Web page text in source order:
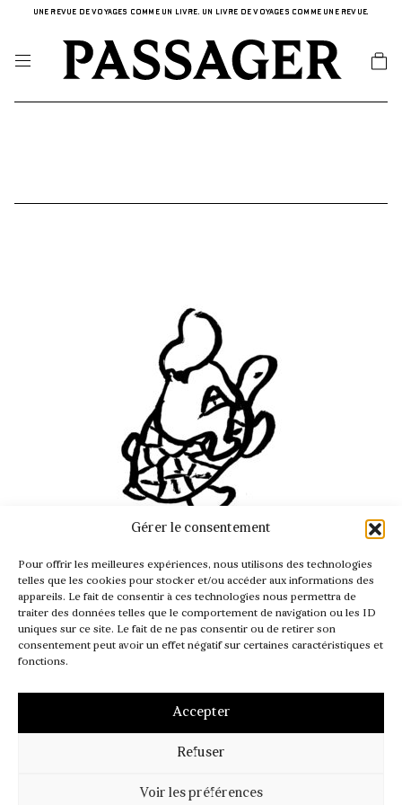
Gérer le consentement
Pour offrir les meilleures expériences, nous utilisons des technologies
telles que les cookies pour stocker et/ou accéder aux informations des
appareils. Le fait de consentir à ces technologies nous permettra de
traiter des données telles que le comportement de navigation ou les ID
uniques sur ce site. Le fait de ne pas consentir ou de retirer son
consentement peut avoir un effet négatif sur certaines caractéristiques et
fonctions.
Accepter
Refuser
Voir les préférences
UNE REVUE DE VOYAGES COMME UN LIVRE. UN LIVRE DE VOYAGES COMME UNE REVUE.
@REVUEPASSAGER
MENTIONS LÉGALES
POLITIQUE DE COOKIES (UE)